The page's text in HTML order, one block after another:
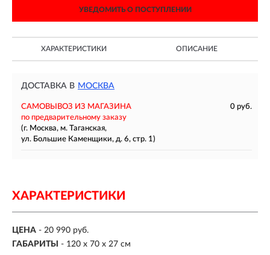
УВЕДОМИТЬ О ПОСТУПЛЕНИИ
ХАРАКТЕРИСТИКИ ОПИСАНИЕ
ДОСТАВКА В МОСКВА
САМОВЫВОЗ ИЗ МАГАЗИНА
0 руб.
по предварительному заказу
(г. Москва, м. Таганская,
ул. Большие Каменщики, д. 6, стр. 1)
ХАРАКТЕРИСТИКИ
ЦЕНА - 20 990 руб.
ГАБАРИТЫ
- 120 х 70 х 27 см